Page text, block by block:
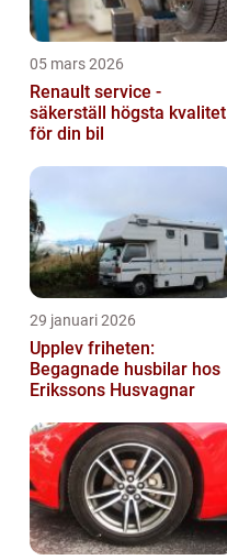
05 mars 2026
Renault service -
säkerställ högsta kvalitet
för din bil
29 januari 2026
Upplev friheten:
Begagnade husbilar hos
Erikssons Husvagnar